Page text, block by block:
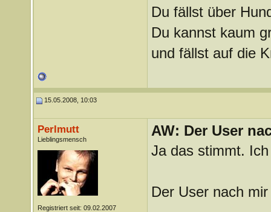
Du fällst über
Du kannst kaum
und fällst auf die
15.05.2008, 10:03
Perlmutt
Lieblingsmensch
Registriert seit: 09.02.2007
AW: Der User
Ja das stimmt.
Der User nach